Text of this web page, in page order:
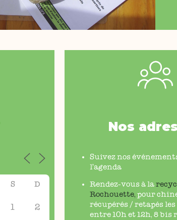
S D
1 2
Nos
Suivez nos
l’agenda
Rendez-vous à la
Rochouette, pour
récupérés / retapés
entre 10h et 12h, 8 bis